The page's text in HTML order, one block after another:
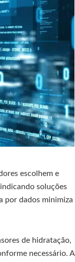
escolhem e
soluções
por dados minimiza
de hidratação,
necessário. A